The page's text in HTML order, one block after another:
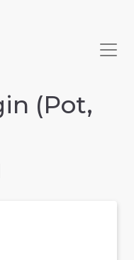
(Pot,